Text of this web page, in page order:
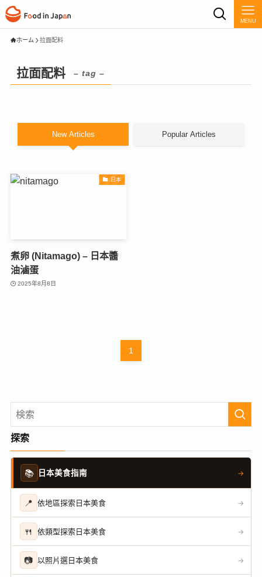
MENU
ホーム 拉面配料
拉面配料 – tag –
New Articles Popular Articles
日本
煮卵 (Nitamago) – 日本醬
油滷蛋
2025年8月8日
1
探索
📚 日本美食指南 →
📍 依地區探索日本美食 →
🍴 依類型探索日本美食 →
📷 以照片選日本美食 →